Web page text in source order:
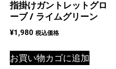
指掛けガントレットグロ
ーブ / ライムグリーン
¥1,980 税込価格
お買い物カゴに追加